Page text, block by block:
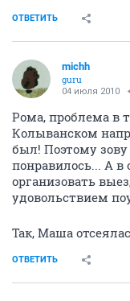
ОТВЕТИТЬ
michh
guru
04 июля 2010
Рома, проблема в
Колыванском
был! Поэтому
понравилось... А
организовать
удовольствием
Так, Маша
ОТВЕТИТЬ